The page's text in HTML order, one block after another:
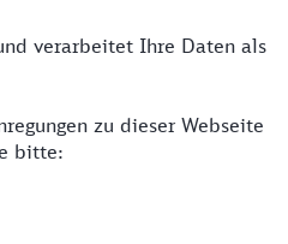
verarbeitet Ihre Daten als
zu dieser Webseite
bitte: